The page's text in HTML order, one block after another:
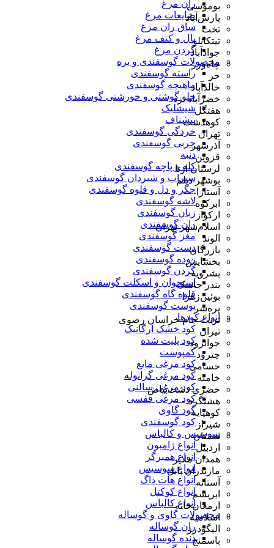
ران مرغ
ضایعات مرغ
ساق ران مرغ
بال و کتف مرغ
گردن مرغ
محصولات گوسفندی و بره
راسته گوسفندی
ماهیچه گوسفندی
چلو گوشتی و خورشتی گوسفندی
شیشلیک
پیشناف
خردگی گوسفندی
چربی گوسفندی
دنبه
کله و پاچه گوسفندی
سیراب و شیردان گوسفندی
جگر و دل و قلوه گوسفندی
لاشه گوسفندی
زبان گوسفندی
ران گوسفندی
مغز گوسفندی
دست گوسفندی
روده گوسفندی
گردن گوسفندی
استخوان و اسکلت گوسفندی
قلوه گاه گوسفندی
پوست گوسفندی
انواع کودها
کود خشک ارگانیک
کود پلیت شده
کمپوست
کود مرغی مایع
کود مرغی گرانوله
کود مرغی سالنی
کود مرغی قفسی
کود گاوی
کود گوسفندی
سوسیس و کالباس
انواع ژامبون
انواع همبرگر
انواع سوسیس
انواع هات داگ
انواع کوکتل
انواع کالباس
محصولات گاوی و گوساله
ران گوساله
دنده گوساله
بوموسی
پارس‌آباد
تخت
تیتکانلو
جوادآباد
چاه‌ورز
حر
خالدآباد
خضرآباد یزد
هفتگل
کوهدشت
تهران
آذرشهر
قزوین
لرستان ازنا
بوشهر دیلم
آستارا
ابرکوه
ارکواز
اسلام‌شهر تهران
الوند
بازرگان
بخشایش
بشرویه
بندر جاسک
بوئین‌زهرا
پره‌سر
تربت جام خراسان رضوی
تیران
جوانرود
چترود
حسامی
خامنه
خضری دشت‌بیاض
هشتگرد
کوهپایه
شیراز
سمنان
اردبیل
همدان ملایر
مازندران بابل
آستانه
ابریشم
ارمغان‌خانه
اسلامیه
الیگودرز
باسمنج